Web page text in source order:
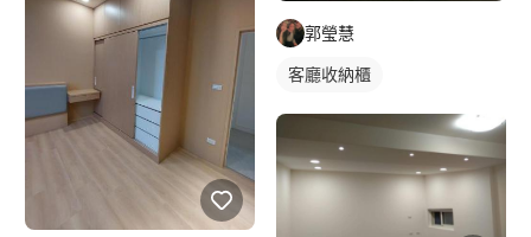
郭瑩慧
客廳收納櫃